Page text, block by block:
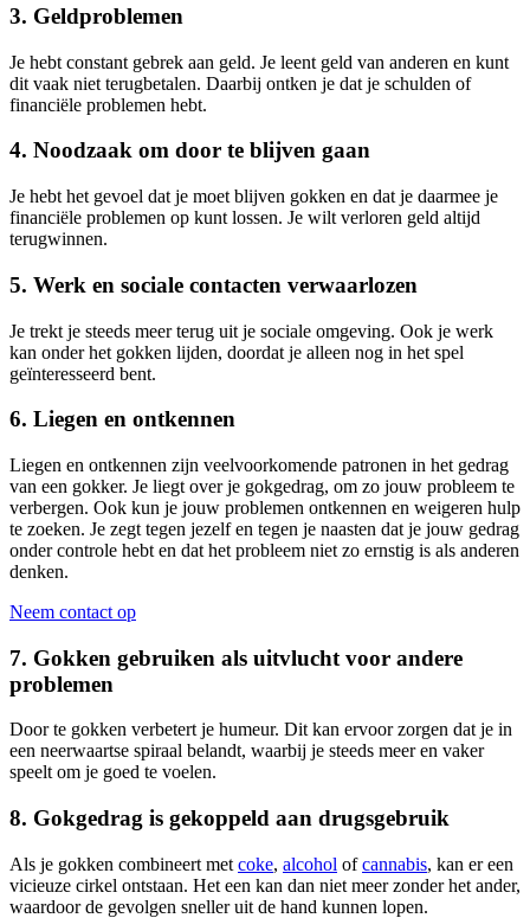
3. Geldproblemen
Je hebt constant gebrek aan geld. Je leent geld van anderen en kunt
dit vaak niet terugbetalen. Daarbij ontken je dat je schulden of
financiële problemen hebt.
4. Noodzaak om door te blijven gaan
Je hebt het gevoel dat je moet blijven gokken en dat je daarmee je
financiële problemen op kunt lossen. Je wilt verloren geld altijd
terugwinnen.
5. Werk en sociale contacten verwaarlozen
Je trekt je steeds meer terug uit je sociale omgeving. Ook je werk
kan onder het gokken lijden, doordat je alleen nog in het spel
geïnteresseerd bent.
6. Liegen en ontkennen
Liegen en ontkennen zijn veelvoorkomende patronen in het gedrag
van een gokker. Je liegt over je gokgedrag, om zo jouw probleem te
verbergen. Ook kun je jouw problemen ontkennen en weigeren hulp
te zoeken. Je zegt tegen jezelf en tegen je naasten dat je jouw gedrag
onder controle hebt en dat het probleem niet zo ernstig is als anderen
denken.
Neem contact op
7. Gokken gebruiken als uitvlucht voor andere
problemen
Door te gokken verbetert je humeur. Dit kan ervoor zorgen dat je in
een neerwaartse spiraal belandt, waarbij je steeds meer en vaker
speelt om je goed te voelen.
8. Gokgedrag is gekoppeld aan drugsgebruik
Als je gokken combineert met coke, alcohol ofcannabis, kan er een
vicieuze cirkel ontstaan. Het een kan dan niet meer zonder het ander,
waardoor de gevolgen sneller uit de hand kunnen lopen.